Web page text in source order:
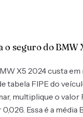
o seguro do BMW
X5 2024 custa em
tabela FIPE do
multiplique o valor
Essa é a média